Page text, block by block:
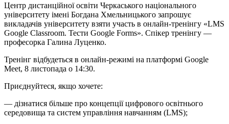
Центр дистанційної освіти Черкаського національного
університету імені Богдана Хмельницького запрошує
викладачів університету взяти участь в онлайн-тренінгу «LMS
Google Classroom. Тести Google Forms». Спікер тренінгу —
професорка Галина Луценко.
Тренінг відбудеться в онлайн-режимі на платформі Google
Meet, 8 листопада о 14:30.
Приєднуйтеся, якщо хочете:
— дізнатися більше про концепції цифрового освітнього
середовища та систем управління навчанням (LMS);